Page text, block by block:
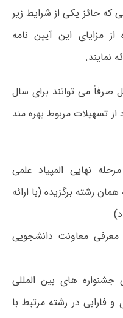
که حائز یکی از شرایط زیر
مزایای این آیین نامه
نمایند.
صرفاً می توانند برای سال
تسهیلات مربوط بهره مند
نهایی المپیاد علمی
رشته برگزیده (با ارائه
معرفی معاونت دانشجویی
جشنواره های بین المللی
و فارابی در رشته مرتبط با